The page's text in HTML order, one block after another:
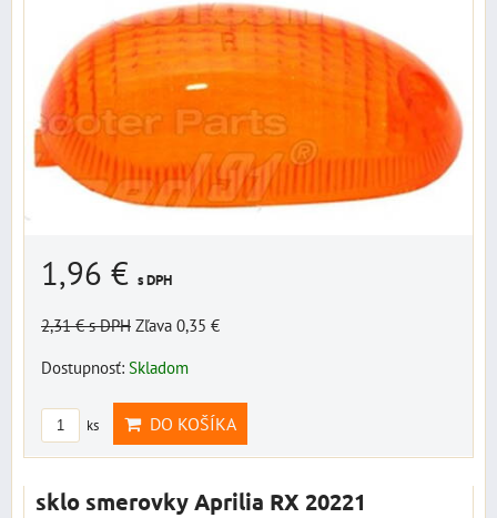
1,96 € s DPH
2,31 €s DPH Zľava 0,35 €
Dostupnosť: Skladom
ks DO KOŠÍKA
sklo smerovky Aprilia RX 20221